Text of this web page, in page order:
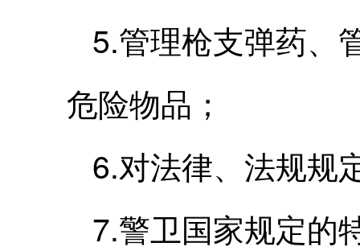
5.管理枪支弹药、
危险物品；
6.对法律、法规规
7.警卫国家规定的